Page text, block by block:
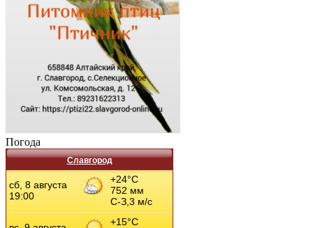
Погода
Славгород